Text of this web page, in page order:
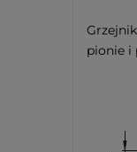
pionie i